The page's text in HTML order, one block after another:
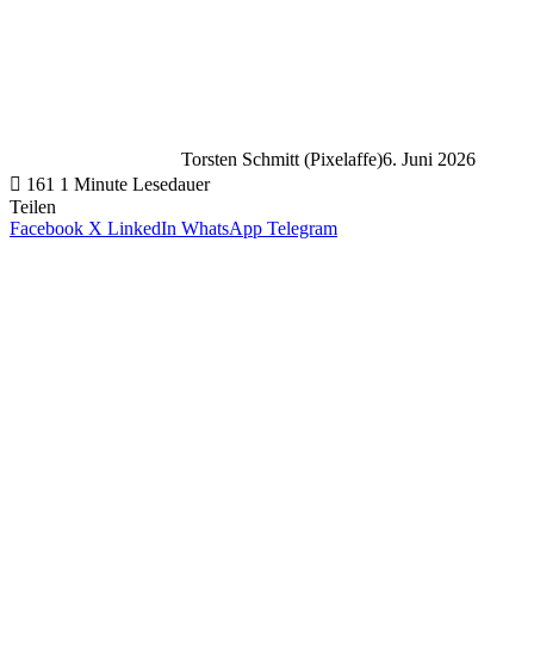
Torsten Schmitt (Pixelaffe)6. Juni 2026
161 1 Minute Lesedauer
Teilen
Facebook X LinkedIn WhatsApp Telegram